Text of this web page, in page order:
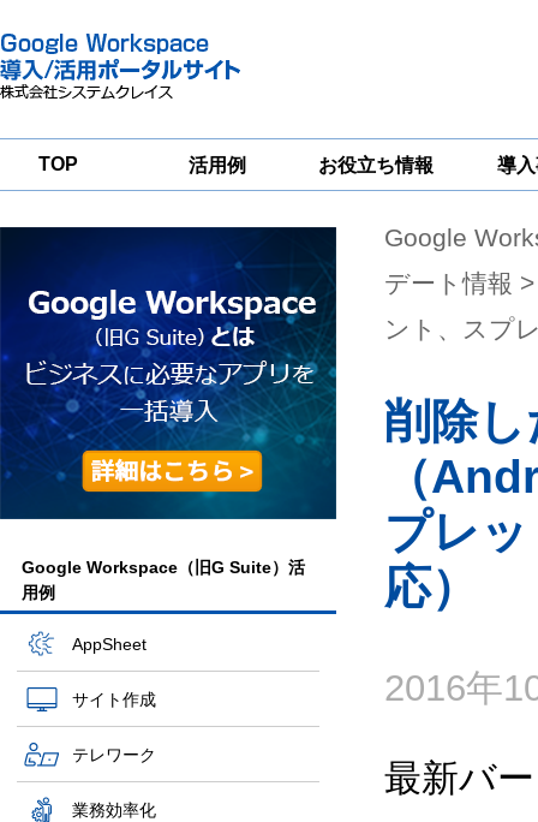
TOP 活用例 お役立ち情報
一
導
グループウェア
移行支援
Google
Workspace
セキュリティ
対策サービス
Google Workspace（旧G Suite）活
用例
AppSheet
サイト作成
テレワーク
業務効率化
Google
デート情報
ント、スプ
削除
（
プレ
応）
2016年
最新バ